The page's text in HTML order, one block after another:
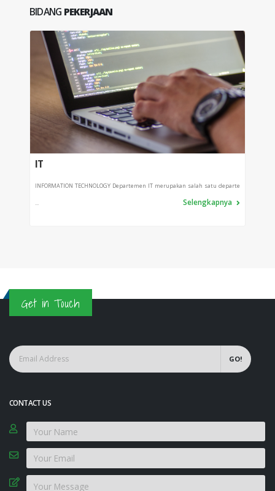
BIDANG PEKERJAAN
IT
INFORMATION TECHNOLOGY Departemen IT merupakan salah satu departe
... Selengkapnya
Get in Touch
GO!
CONTACT US